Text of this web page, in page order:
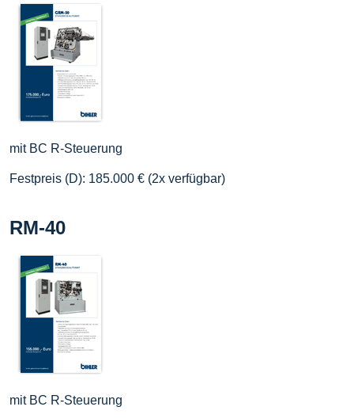
mit BC R-Steuerung
Festpreis (D): 185.000 € (2x verfügbar)
RM-40
mit BC R-Steuerung